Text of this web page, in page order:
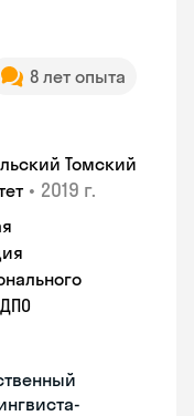
8 лет опыта
Томский
• 2019 г.